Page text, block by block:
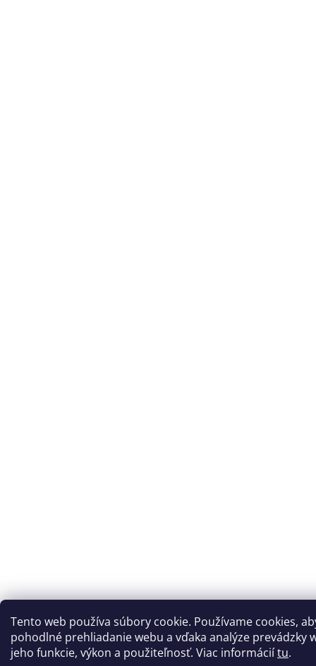
Tento web používa súbory cookie. Používame cookies,
pohodlné prehliadanie webu a vďaka analýze prevádzky
jeho funkcie, výkon a použiteľnosť. Viac informáciítu.